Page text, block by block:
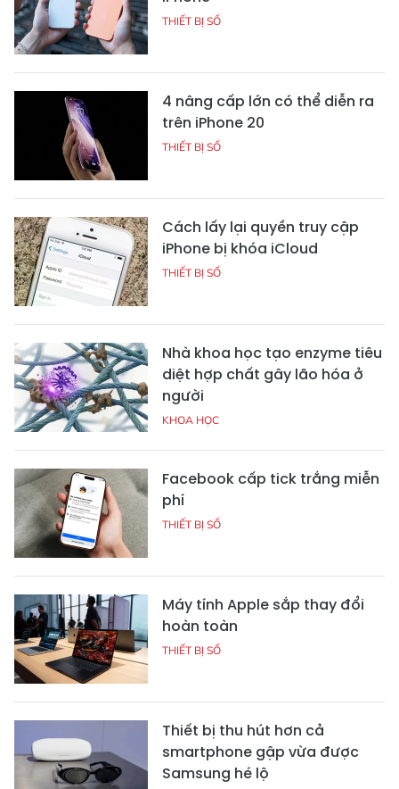
THIẾT BỊ SỐ
4 nâng cấp lớn có thể diễn ra
trên iPhone 20
THIẾT BỊ SỐ
Cách lấy lại quyền truy cập
iPhone bị khóa iCloud
THIẾT BỊ SỐ
Nhà khoa học tạo enzyme tiêu
diệt hợp chất gây lão hóa ở
người
KHOA HỌC
Facebook cấp tick trắng miễn
phí
THIẾT BỊ SỐ
Máy tính Apple sắp thay đổi
hoàn toàn
THIẾT BỊ SỐ
Thiết bị thu hút hơn cả
smartphone gập vừa được
Samsung hé lộ